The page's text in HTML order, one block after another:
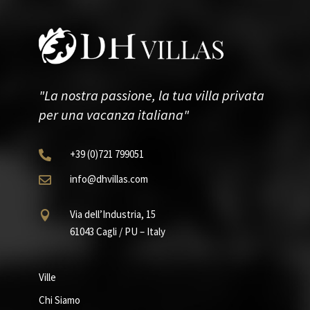
"La nostra passione, la tua villa privata
per una vacanza italiana"
 +39(0)721 799051
 info@dhvillas.com

Via dell’Industria, 15
61043 Cagli / PU – Italy
Ville
Chi Siamo